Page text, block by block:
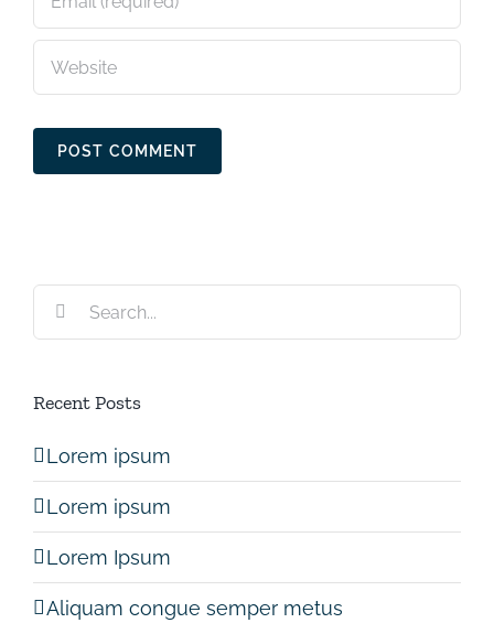
for:
Recent Posts
Lorem ipsum
Lorem ipsum
Lorem Ipsum
Aliquam congue semper metus